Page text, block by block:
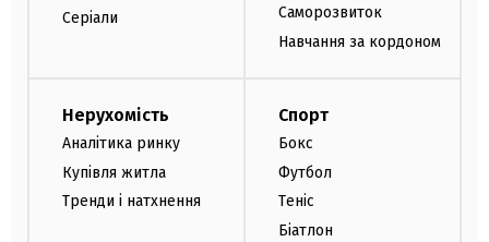
Серіали
Саморозвиток
Навчання за кордоном
Нерухомість
Аналітика ринку
Купівля житла
Тренди і натхнення
Спорт
Бокс
Футбол
Теніс
Біатлон